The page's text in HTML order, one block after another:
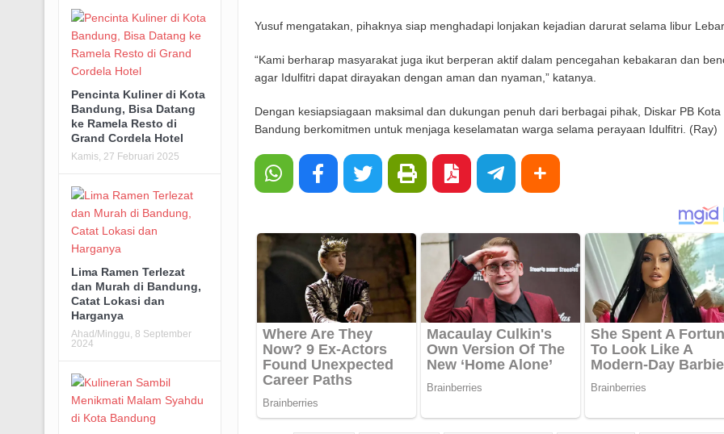
Yusuf mengatakan, pihaknya siap menghadapi lonjakan kejadian darurat selama libur
“Kami berharap masyarakat juga ikut berperan aktif dalam pencegahan kebakaran dan
agar Idulfitri dapat dirayakan dengan aman dan nyaman,” katanya.
Dengan kesiapsiagaan maksimal dan dukungan penuh dari berbagai pihak, Diskar PB Kota
Bandung berkomitmen untuk menjaga keselamatan warga selama perayaan Idulfitri. (Ray)
Pencinta Kuliner di Kota
Bandung, Bisa Datang
ke Ramela Resto di
Grand Cordela Hotel
Kamis, 27 Februari 2025
Lima Ramen Terlezat
dan Murah di Bandung,
Catat Lokasi dan
Harganya
Ahad/Minggu, 8 September
2024